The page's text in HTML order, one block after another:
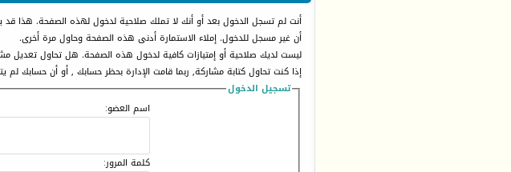
أنت لم تسجل الدخول بعد أو أنك لا تملك صلاحية لدخول لهذه الصفحة. هذا قد
أن غير مسجل للدخول. إملاء الاستمارة أدنى هذه الصفحة وحاول مرة أخرى.
ليست لديك صلاحية أو إمتيازات كافية لدخول هذه الصفحة. هل تحاول تعديل
إذا كنت تحاول كتابة مشاركة, ربما قامت الإدارة بحظر حسابك , أو أن حسابك لم
تسجيل الدخول
اسم العضو:
كلمة المرور: